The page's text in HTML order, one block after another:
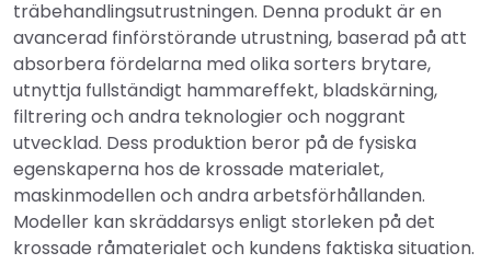
träbehandlingsutrustningen. Denna produkt är en
avancerad finförstörande utrustning, baserad på att
absorbera fördelarna med olika sorters brytare,
utnyttja fullständigt hammareffekt, bladskärning,
filtrering och andra teknologier och noggrant
utvecklad. Dess produktion beror på de fysiska
egenskaperna hos de krossade materialet,
maskinmodellen och andra arbetsförhållanden.
Modeller kan skräddarsys enligt storleken på det
krossade råmaterialet och kundens faktiska situation.